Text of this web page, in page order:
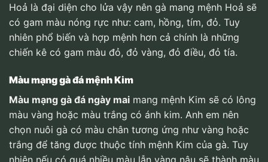
Hoả là đại diện cho lửa vậy nên gà mang mệnh Hoả sẽ
có gam màu nóng rực như: cam, hồng, tím, đỏ. Tuy
nhiên phổ biến và hợp mệnh hơn cả chính là những
chiến kê có gam màu đỏ, đỏ vàng, đỏ điều, đỏ tía.
Màu mạng gà đá mệnh Kim
Màu mạng gà đá ngày mai mang mệnh Kim sẽ có lông
màu vàng hoặc màu trắng có ánh kim. Anh em nên
chọn nuôi gà có màu chân tương ứng như vàng hoặc
trắng để tăng được thuộc tính mệnh Kim của gà. Tuy
nhiên nếu có quá nhiều màu lẫn vàng nâu sẽ thành màu